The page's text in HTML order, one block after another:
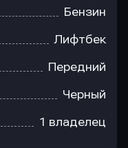
Бензин
Лифтбек
Передний
Черный
1 владелец